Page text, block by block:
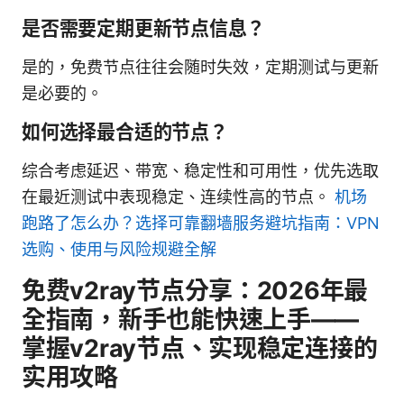
是否需要定期更新节点信息？
是的，免费节点往往会随时失效，定期测试与更新
是必要的。
如何选择最合适的节点？
综合考虑延迟、带宽、稳定性和可用性，优先选取
在最近测试中表现稳定、连续性高的节点。 机场
跑路了怎么办？选择可靠翻墙服务避坑指南：VPN
选购、使用与风险规避全解
免费v2ray节点分享：2026年最
全指南，新手也能快速上手——
掌握v2ray节点、实现稳定连接的
实用攻略